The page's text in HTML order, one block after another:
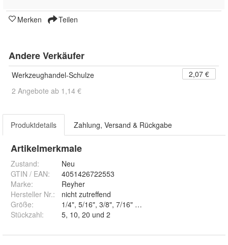
Merken Teilen
Andere Verkäufer
Werkzeughandel-Schulze
2,07 €
2 Angebote ab 1,14 €
Produktdetails Zahlung, Versand & Rückgabe
Artikelmerkmale
Zustand:
Neu
GTIN / EAN:
4051426722553
Marke:
Reyher
Hersteller Nr.:
nicht zutreffend
Größe:
Stückzahl: 5, 10, 20 und 2